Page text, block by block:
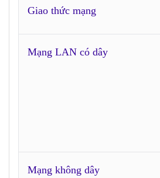
Giao thức mạng
Mạng LAN có dây
Mạng không dây